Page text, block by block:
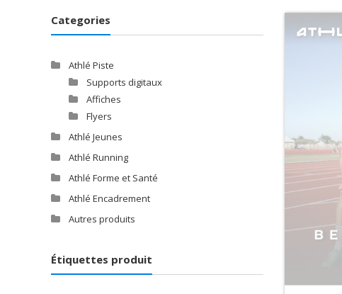
Categories
Athlé Piste
Supports digitaux
Affiches
Flyers
Athlé Jeunes
Athlé Running
Athlé Forme et Santé
Athlé Encadrement
Autres produits
Étiquettes produit